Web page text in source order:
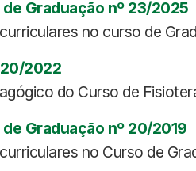
Graduação nº 23/2025
no curso de
20/2022
do Curso de
Graduação nº 20/2019
no Curso de